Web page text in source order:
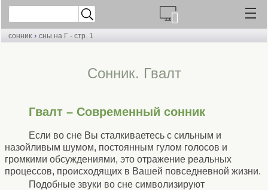
сонник › сны на Г - стр. 1
Сонник. Гвалт
Гвалт – Современный сонник
Если во сне Вы сталкиваетесь с сильным и
назойливым шумом, постоянным гулом голосов и
громкими обсуждениями, это отражение реальных
процессов, происходящих в Вашей повседневной жизни.
Подобные звуки во сне символизируют